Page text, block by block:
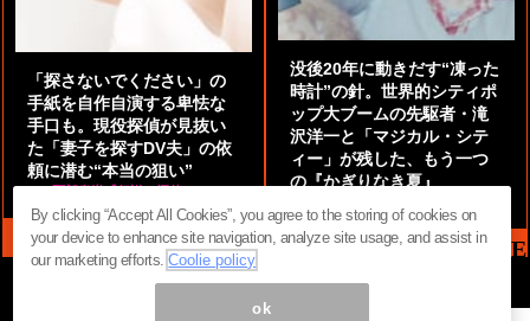
「探さないでください」の
手紙を自作自演する卑怯な
手口も。現役探偵が見抜い
た「妻子を探すDV夫」の依
頼に潜む“本当の狙い”
by 阿部泰尚『伝説の探偵』
没後20年に動きだす“凍った
時計”の針。世界的シティポ
ップ大ブームの先駆者・滝
沢洋一と「マジカル・シテ
ィー」が残した、もう一つ
の『かぎりなき夏』
MAG2 NEWS HEADLINE
By clicking “Accept All Cookies”, you agree to the storing of cookies on
your device to enhance site navigation, analyze site usage, and assist in
our marketing efforts.Coolie policy
ok